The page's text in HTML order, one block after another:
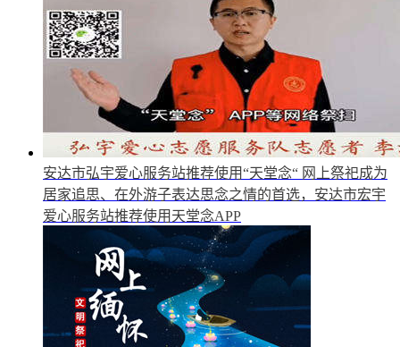
安达市弘宇爱心服务站推荐使用“天堂念“ 网上祭祀成为
居家追思、在外游子表达思念之情的首选，安达市宏宇
爱心服务站推荐使用天堂念APP